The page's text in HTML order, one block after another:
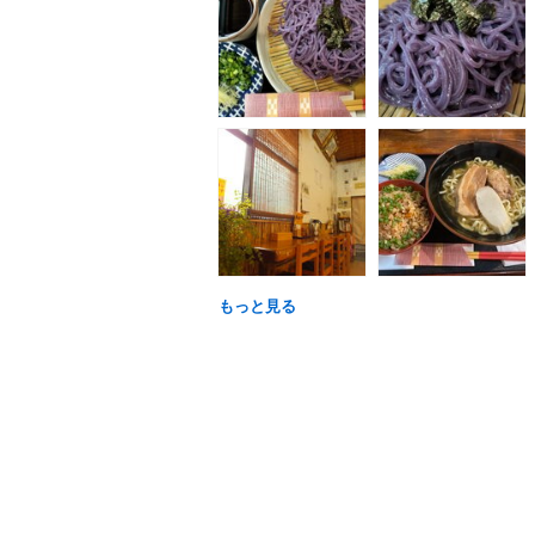
もっと見る